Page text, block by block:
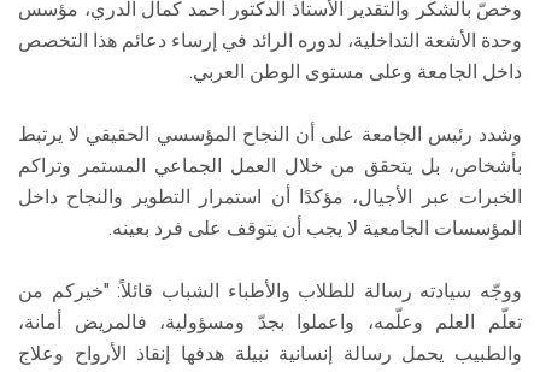
وخصّ بالشكر والتقدير الأستاذ الدكتور أحمد كمال الدري، مؤسس
وحدة الأشعة التداخلية، لدوره الرائد في إرساء دعائم هذا التخصص
داخل الجامعة وعلى مستوى الوطن العربي.
وشدد رئيس الجامعة على أن النجاح المؤسسي الحقيقي لا يرتبط
بأشخاص، بل يتحقق من خلال العمل الجماعي المستمر وتراكم
الخبرات عبر الأجيال، مؤكدًا أن استمرار التطوير والنجاح داخل
المؤسسات الجامعية لا يجب أن يتوقف على فرد بعينه.
ووجّه سيادته رسالة للطلاب والأطباء الشباب قائلاً: "خيركم من
تعلّم العلم وعلّمه، واعملوا بجدّ ومسؤولية، فالمريض أمانة،
والطبيب يحمل رسالة إنسانية نبيلة هدفها إنقاذ الأرواح وعلاج